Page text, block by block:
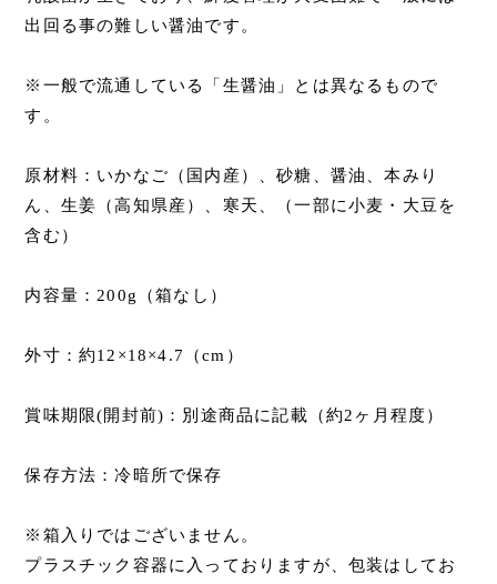
出回る事の難しい醤油です。
※一般で流通している「生醤油」とは異なるもので
す。
原材料：いかなご（国内産）、砂糖、醤油、本みり
ん、生姜（高知県産）、寒天、（一部に小麦・大豆を
含む）
内容量：200g（箱なし）
外寸：約12×18×4.7（cm）
賞味期限(開封前)：別途商品に記載（約2ヶ月程度）
保存方法：冷暗所で保存
※箱入りではございません。
プラスチック容器に入っておりますが、包装はしてお